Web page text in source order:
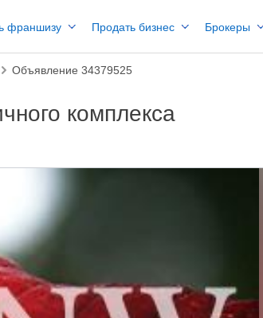
франшизу Продать бизнес Брокеры
Объявление 34379525
комплекса